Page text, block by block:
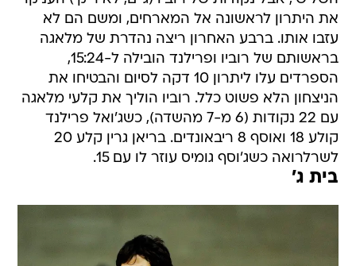
את היתרון לראשונה אל המארחים, ומשם הם לא
עזבו אותו. ברבע האחרון ריצה נהדרת של מלאגה
בראשותם של רוביו ופרילנד הובילה ל-15:24,
הספרדים עלו ליתרון 10 דקה לסיום והבטיחו את
הניצחון הלא פשוט כלל. רוביו הוליך את קלעי מלאגה
עם 22 נקודות (6 מ-7 מהשדה), כשג'ואל פרילנד
קולע 18 ואוסף 8 ריבאונדים. בריאן גרין קלע 20
לשרלרואה כשג'וסף גומיס עוזר לו עם 15.
בית ג'